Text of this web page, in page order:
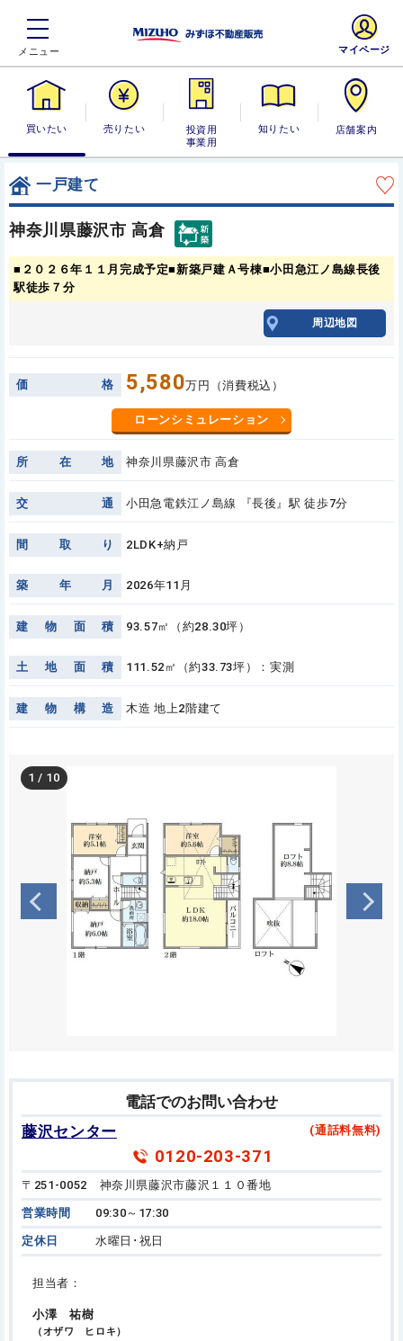
買いたい 売りたい
投資用・事業
用
知りたい 店舗案内
マイページ
一戸建て
神奈川県藤沢市 高倉
■２０２６年１１月完成予定■新築戸建Ａ号棟■小田急江ノ島線長後
駅徒歩７分
周辺地図
価 格 5,580万円（消費税込）
ローンシミュレーション
所 在 地 神奈川県藤沢市 高倉
交 通 小田急電鉄江ノ島線 『長後』駅 徒歩7分
間 取 り 2LDK+納戸
築 年 月 2026年11月
建 物 面 積 93.57㎡（約28.30坪）
土 地 面 積 111.52㎡（約33.73坪）：実測
建 物 構 造 木造 地上2階建て
1 / 10
電話でのお問い合わせ
藤沢センター
(通話料無料)
0120-203-371
〒251-0052 神奈川県藤沢市藤沢１１０番地
営業時間 09:30～17:30
定休日 水曜日･祝日
担当者：
小澤 祐樹
（オザワ ヒロキ）